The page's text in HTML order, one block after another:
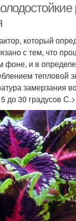
который
с тем, что
фоне, и в
тепловой
замерзания
до 30 градусов С.>